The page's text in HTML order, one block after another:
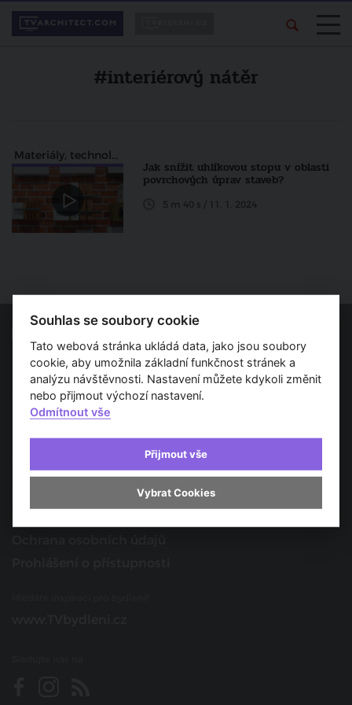
#interiérový nátěr
Materiály, technologie a konstrukce
Jak snížit uhlíkovou stopu v oblasti
povrchových úprav staveb?
5 m 40 s / 11. 1. 2024
Spojujeme svět architektury
O nás
Provozovatel
Kontakt
Spolupracujte s námi
Souhlas se soubory cookie
Tato webová stránka ukládá data, jako jsou soubory
cookie, aby umožnila základní funkčnost stránek a
analýzu návštěvnosti. Nastavení můžete kdykoli změnit
nebo přijmout výchozí nastavení.
Odmítnout vše
Přijmout vše
Vybrat Cookies